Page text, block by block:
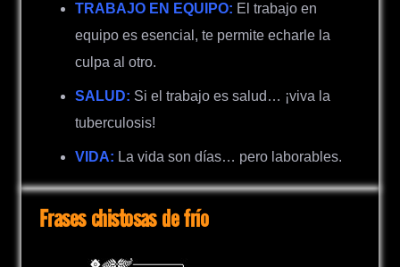
TRABAJO EN EQUIPO: El trabajo en
equipo es esencial, te permite echarle la
culpa al otro.
SALUD: Si el trabajo es salud… ¡viva la
tuberculosis!
VIDA: La vida son días… pero laborables.
Frases chistosas de frío